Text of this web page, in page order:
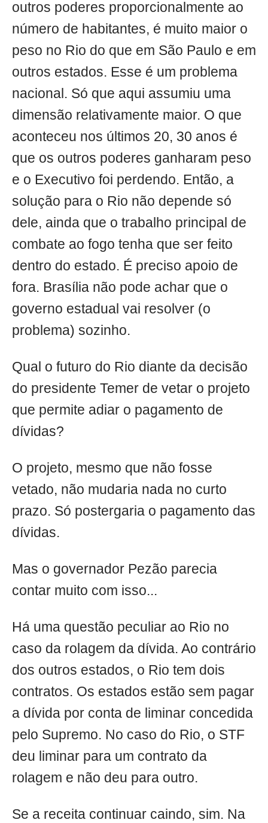
outros poderes proporcionalmente ao
número de habitantes, é muito maior o
peso no Rio do que em São Paulo e em
outros estados. Esse é um problema
nacional. Só que aqui assumiu uma
dimensão relativamente maior. O que
aconteceu nos últimos 20, 30 anos é
que os outros poderes ganharam peso
e o Executivo foi perdendo. Então, a
solução para o Rio não depende só
dele, ainda que o trabalho principal de
combate ao fogo tenha que ser feito
dentro do estado. É preciso apoio de
fora. Brasília não pode achar que o
governo estadual vai resolver (o
problema) sozinho.
Qual o futuro do Rio diante da decisão
do presidente Temer de vetar o projeto
que permite adiar o pagamento de
dívidas?
O projeto, mesmo que não fosse
vetado, não mudaria nada no curto
prazo. Só postergaria o pagamento das
dívidas.
Mas o governador Pezão parecia
contar muito com isso...
Há uma questão peculiar ao Rio no
caso da rolagem da dívida. Ao contrário
dos outros estados, o Rio tem dois
contratos. Os estados estão sem pagar
a dívida por conta de liminar concedida
pelo Supremo. No caso do Rio, o STF
deu liminar para um contrato da
rolagem e não deu para outro.
Se a receita continuar caindo, sim. Na